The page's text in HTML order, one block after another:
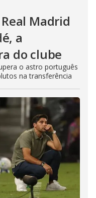
Madrid
a
do clube
o astro português
na transferência